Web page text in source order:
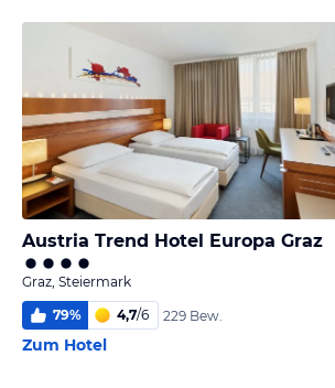
Austria Trend Hotel Europa Graz
Graz, Steiermark
79% 4,7/6 229 Bew.
Zum Hotel